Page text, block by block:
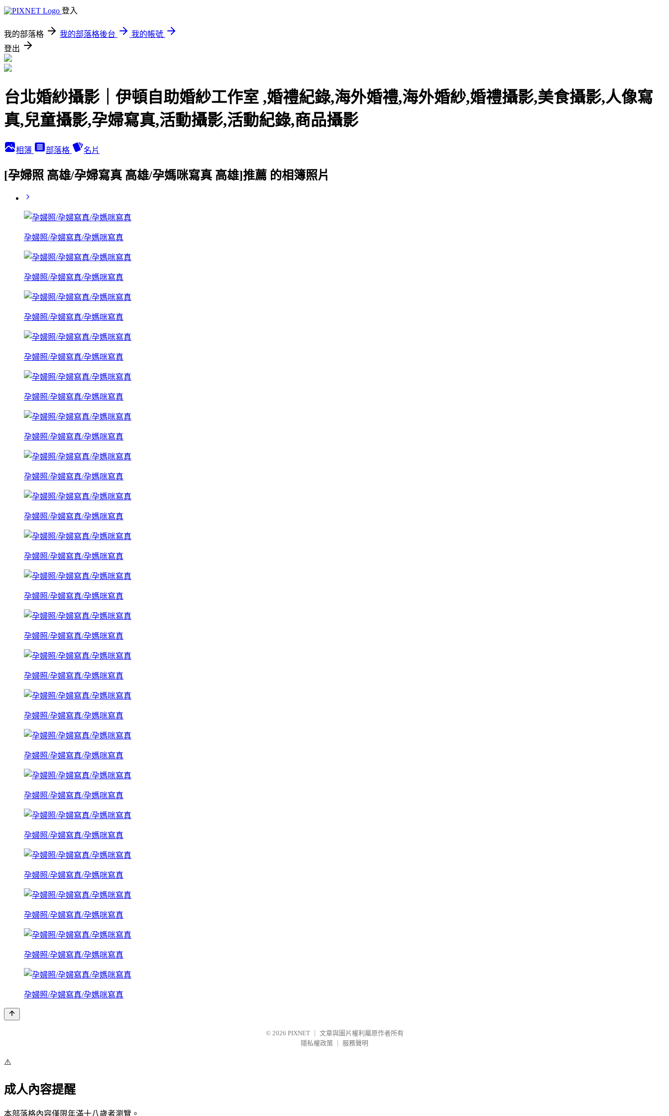
登入
我的部落格 我的部落格後台
我的帳號
登出
台北婚紗攝影｜伊頓自助婚紗工作室 ,婚禮紀錄,海外婚禮,海外婚紗,婚禮攝影,美食攝影,人像寫
真,兒童攝影,孕婦寫真,活動攝影,活動紀錄,商品攝影
相簿 部落格 名片
[孕婦照 高雄/孕婦寫真 高雄/孕媽咪寫真 高雄]推薦 的相簿照片
孕婦照/孕婦寫真/孕媽咪寫真
孕婦照/孕婦寫真/孕媽咪寫真
孕婦照/孕婦寫真/孕媽咪寫真
孕婦照/孕婦寫真/孕媽咪寫真
孕婦照/孕婦寫真/孕媽咪寫真
孕婦照/孕婦寫真/孕媽咪寫真
孕婦照/孕婦寫真/孕媽咪寫真
孕婦照/孕婦寫真/孕媽咪寫真
孕婦照/孕婦寫真/孕媽咪寫真
孕婦照/孕婦寫真/孕媽咪寫真
孕婦照/孕婦寫真/孕媽咪寫真
孕婦照/孕婦寫真/孕媽咪寫真
孕婦照/孕婦寫真/孕媽咪寫真
孕婦照/孕婦寫真/孕媽咪寫真
孕婦照/孕婦寫真/孕媽咪寫真
孕婦照/孕婦寫真/孕媽咪寫真
孕婦照/孕婦寫真/孕媽咪寫真
孕婦照/孕婦寫真/孕媽咪寫真
孕婦照/孕婦寫真/孕媽咪寫真
孕婦照/孕婦寫真/孕媽咪寫真
© 2026 PIXNET
文章與圖片權利屬原作者所有
隱私權政策
服務聲明
⚠️
成人內容提醒
本部落格內容僅限年滿十八歲者瀏覽。